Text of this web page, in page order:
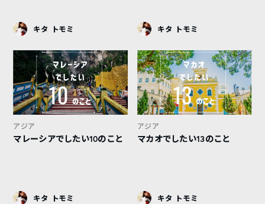
キタ トモミ キタ トモミ
アジア
マレーシアでしたい10のこと
キタ トモミ
アジア
マカオでしたい13のこと
キタ トモミ